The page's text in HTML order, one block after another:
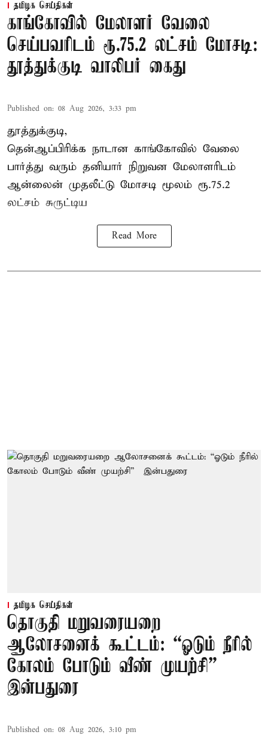
தமிழக செய்திகள்
காங்கோவில் மேலாளர் வேலை
செய்பவரிடம் ரூ.75.2 லட்சம் மோசடி:
தூத்துக்குடி வாலிபர் கைது
Published on: 08 Aug 2026, 3:33 pm
தூத்துக்குடி,
தென்ஆப்பிரிக்க நாடான காங்கோவில் வேலை
பார்த்து வரும் தனியார் நிறுவன மேலாளரிடம்
ஆன்லைன் முதலீட்டு மோசடி மூலம் ரூ.75.2
லட்சம் சுருட்டிய
Read More
தமிழக செய்திகள்
தொகுதி மறுவரையறை
ஆலோசனைக் கூட்டம்: “ஓடும் நீரில்
கோலம் போடும் வீண் முயற்சி” –
இன்பதுரை
Published on: 08 Aug 2026, 3:10 pm